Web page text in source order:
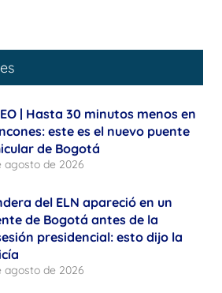
| Hasta 30 minutos menos en
este es el nuevo puente
de Bogotá
agosto de 2026
del ELN apareció en un
de Bogotá antes de la
presidencial: esto dijo la
agosto de 2026